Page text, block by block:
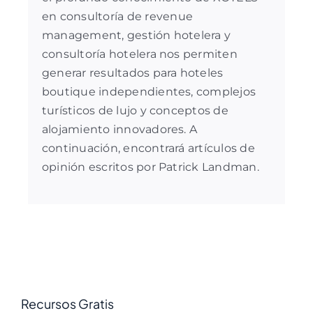
en consultoría de revenue
management, gestión hotelera y
consultoría hotelera nos permiten
generar resultados para hoteles
boutique independientes, complejos
turísticos de lujo y conceptos de
alojamiento innovadores. A
continuación, encontrará artículos de
opinión escritos por Patrick Landman.
Recursos Gratis